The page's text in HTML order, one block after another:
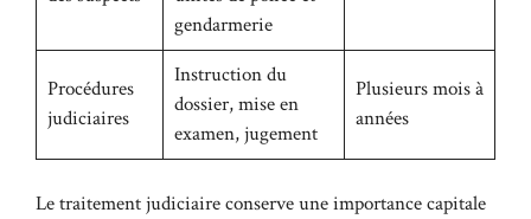
gendarmerie
Procédures
judiciaires
Instruction du
dossier, mise en
examen, jugement
Plusieurs mois à
années
Le traitement judiciaire conserve une importance capitale